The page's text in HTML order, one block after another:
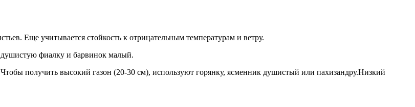
Еще учитывается стойкость к отрицательным температурам и ветру.
душистую фиалку и барвинок малый.
получить высокий газон (20-30 см), используют горянку, ясменник душистый или пахизандру.Низкий